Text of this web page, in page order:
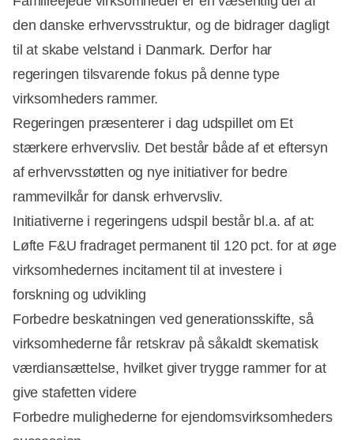
Annonce
den danske erhvervsstruktur, og de bidrager dagligt
til at skabe velstand i Danmark. Derfor har
regeringen tilsvarende fokus på denne type
virksomheders rammer.
Regeringen præsenterer i dag udspillet om Et
stærkere erhvervsliv. Det består både af et eftersyn
af erhvervsstøtten og nye initiativer for bedre
rammevilkår for dansk erhvervsliv.
Initiativerne i regeringens udspil består bl.a. af at:
Løfte F&U fradraget permanent til 120 pct. for at øge
virksomhedernes incitament til at investere i
forskning og udvikling
Forbedre beskatningen ved generationsskifte, så
virksomhederne får retskrav på såkaldt skematisk
værdiansættelse, hvilket giver trygge rammer for at
give stafetten videre
Forbedre mulighederne for ejendomsvirksomheders